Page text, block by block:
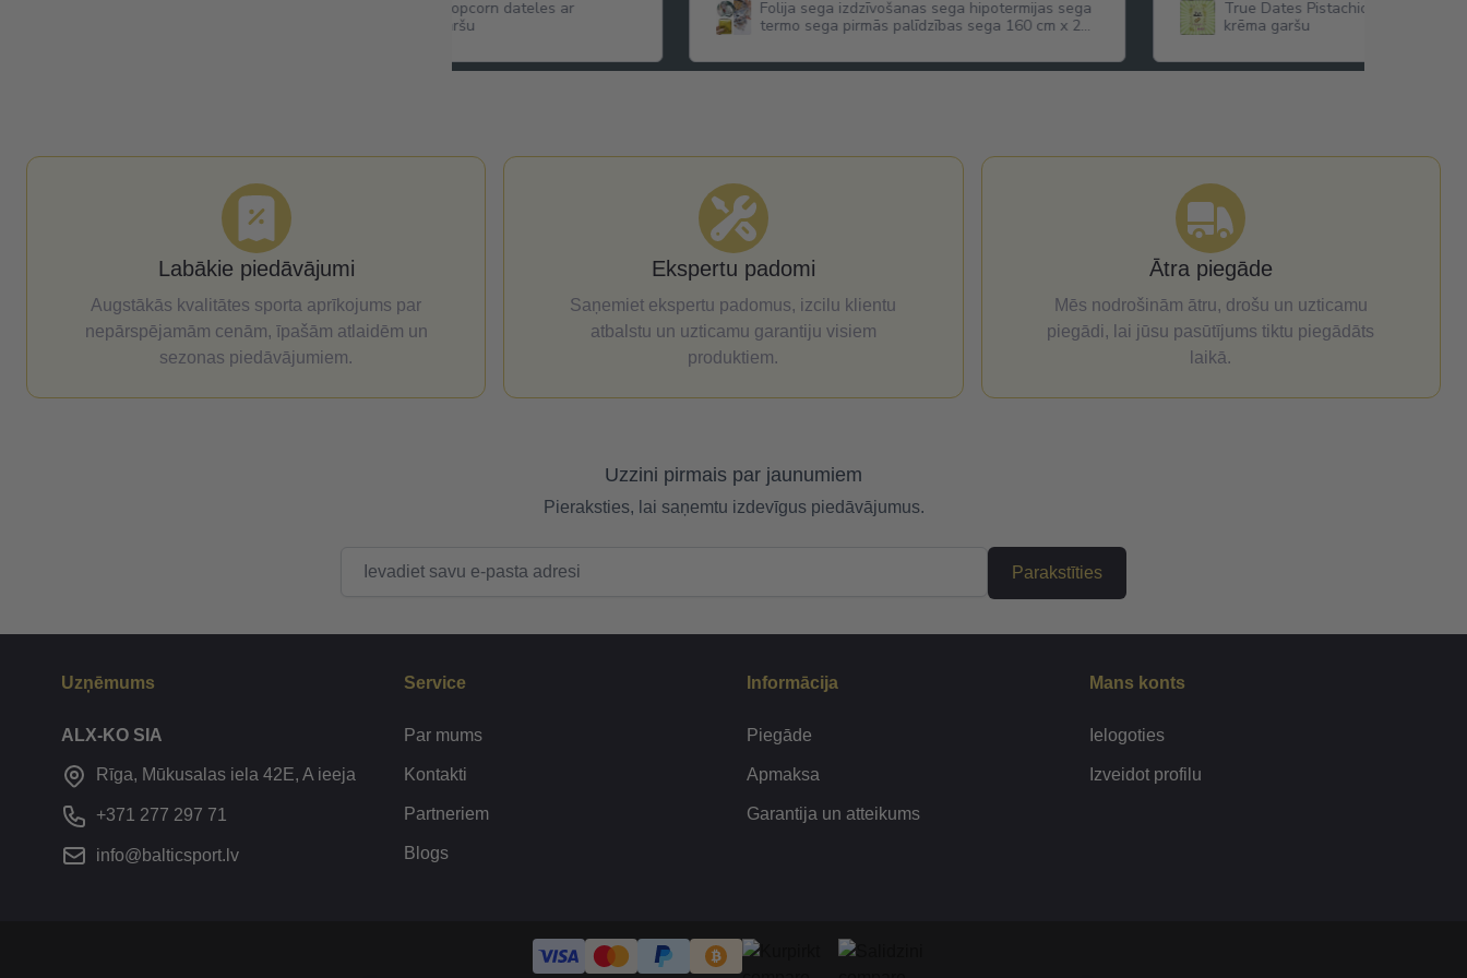
Folija sega izdzīvošanas sega hipotermijas sega
termo sega pirmās palīdzības sega 160 cm x 210
True Dates Pistachio Cream dateles ar pistāciju
krēma garšu
Iconfit Kolagēns locītavām Joint
(dažādas garšas) ar Glikozamīnu,
Labākie piedāvājumi
Augstākās kvalitātes sporta aprīkojums par
nepārspējamām cenām, īpašām atlaidēm un
sezonas piedāvājumiem.
Ekspertu padomi
Saņemiet ekspertu padomus, izcilu klientu
atbalstu un uzticamu garantiju visiem
produktiem.
Ātra piegāde
Mēs nodrošinām ātru, drošu un uzticamu
piegādi, lai jūsu pasūtījums tiktu piegādāts
laikā.
Uzzini pirmais par jaunumiem
Pieraksties, lai saņemtu izdevīgus piedāvājumus.
Parakstīties
Uzņēmums
ALX-KO SIA
Rīga, Mūkusalas iela 42E, A ieeja
+371 277 297 71
info@balticsport.lv
Service
Par mums
Kontakti
Partneriem
Blogs
Informācija
Piegāde
Apmaksa
Garantija un atteikums
Mans konts
Ielogoties
Izveidot profilu